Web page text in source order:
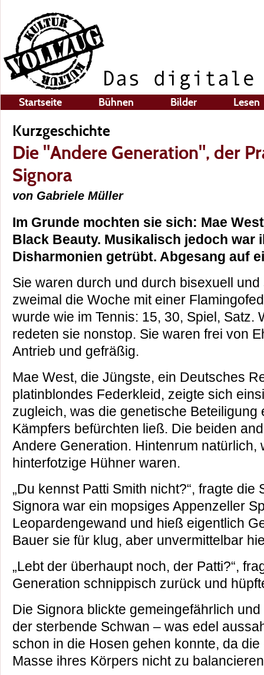
Startseite Bühnen Bilder Lesen
Kurzgeschichte
Die "Andere Generation", der
Signora
von Gabriele Müller
Im Grunde mochten sie sich: Mae
Black Beauty. Musikalisch jedoch war
Disharmonien getrübt. Abgesang auf
Sie waren durch und durch bisexuell
zweimal die Woche mit einer
wurde wie im Tennis: 15, 30, Spiel, Satz.
redeten sie nonstop. Sie waren frei von
Antrieb und gefräßig.
Mae West, die Jüngste, ein Deutsches
platinblondes Federkleid, zeigte sich
zugleich, was die genetische Beteiligung
Kämpfers befürchten ließ. Die beiden
Andere Generation. Hintenrum natürlich,
hinterfotzige Hühner waren.
„Du kennst Patti Smith nicht?“, fragte die
Signora war ein mopsiges Appenzeller
Leopardengewand und hieß eigentlich
Bauer sie für klug, aber unvermittelbar
„Lebt der überhaupt noch, der Patti?“,
Generation schnippisch zurück und
Die Signora blickte gemeingefährlich
der sterbende Schwan – was edel
schon in die Hosen gehen konnte, da
Masse ihres Körpers nicht zu